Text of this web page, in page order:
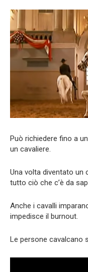
Può richiedere fino a
un cavaliere.
Una volta diventato un
tutto ciò che c’è da
Anche i cavalli
impedisce il burnout.
Le persone cavalcano